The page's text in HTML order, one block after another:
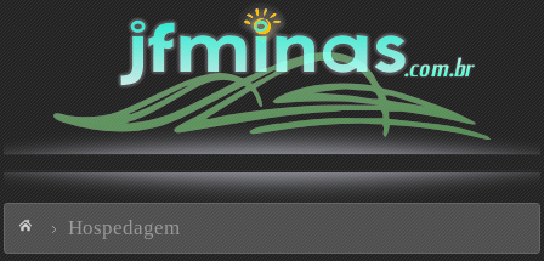
Hospedagem